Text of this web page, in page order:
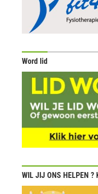
Word lid
WIL JIJ ONS HELPEN ?